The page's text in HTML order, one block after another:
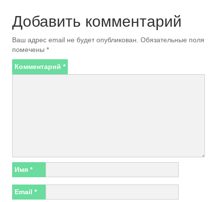
Добавить комментарий
Ваш адрес email не будет опубликован. Обязательные поля
помечены *
Комментарий *
Имя *
Email *